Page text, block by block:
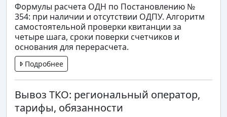
Формулы расчета ОДН по Постановлению №
354: при наличии и отсутствии ОДПУ. Алгоритм
самостоятельной проверки квитанции за
четыре шага, сроки поверки счетчиков и
основания для перерасчета.
Подробнее
Вывоз ТКО: региональный оператор,
тарифы, обязанности